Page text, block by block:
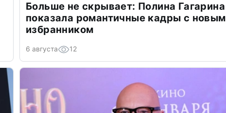
Больше не скрывает: Полина Гагарина
показала романтичные кадры с новым
избранником
6 августа 12